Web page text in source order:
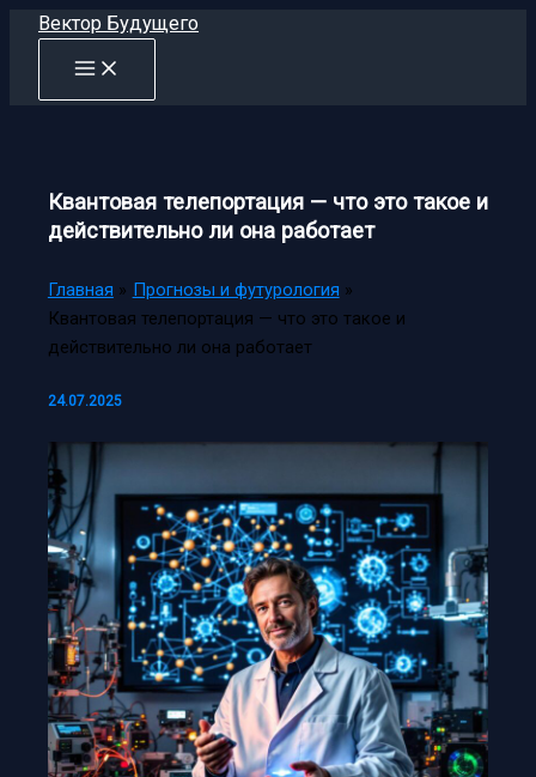
Перейти
содержимому
Вектор Будущего
Квантовая телепортация — что это такое и
действительно ли она работает
Главная
Прогнозы и футурология
Квантовая телепортация — что это такое и
действительно ли она работает
24.07.2025